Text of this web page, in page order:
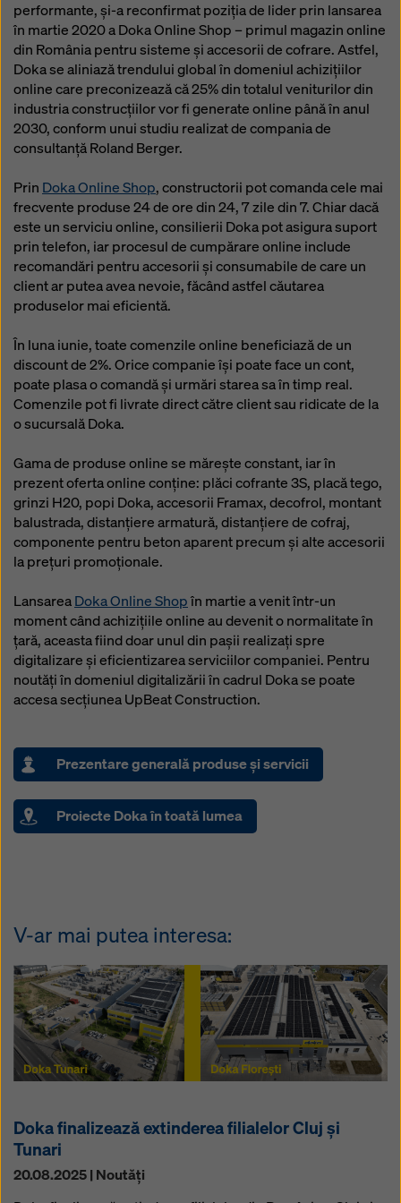
performante, și-a reconfirmat poziția de lider prin lansarea
în martie 2020 a Doka Online Shop – primul magazin online
din România pentru sisteme și accesorii de cofrare. Astfel,
Doka se aliniază trendului global în domeniul achizițiilor
online care preconizează că 25% din totalul veniturilor din
industria construcțiilor vor fi generate online până în anul
2030, conform unui studiu realizat de compania de
consultanță Roland Berger.
Prin Doka Online Shop, constructorii pot comanda cele mai
frecvente produse 24 de ore din 24, 7 zile din 7. Chiar dacă
este un serviciu online, consilierii Doka pot asigura suport
prin telefon, iar procesul de cumpărare online include
recomandări pentru accesorii și consumabile de care un
client ar putea avea nevoie, făcând astfel căutarea
produselor mai eficientă.
În luna iunie, toate comenzile online beneficiază de un
discount de 2%. Orice companie își poate face un cont,
poate plasa o comandă și urmări starea sa în timp real.
Comenzile pot fi livrate direct către client sau ridicate de la
o sucursală Doka.
Gama de produse online se mărește constant, iar în
prezent oferta online conține: plăci cofrante 3S, placă tego,
grinzi H20, popi Doka, accesorii Framax, decofrol, montant
balustrada, distanțiere armatură, distanțiere de cofraj,
componente pentru beton aparent precum și alte accesorii
la prețuri promoționale.
LansareaDoka Online Shopîn martie a venit într-un
moment când achizițiile online au devenit o normalitate în
țară, aceasta fiind doar unul din pașii realizați spre
digitalizare și eficientizarea serviciilor companiei. Pentru
noutăți în domeniul digitalizării în cadrul Doka se poate
accesa secțiunea UpBeat Construction.
Prezentare generală produse şi servicii
Proiecte Doka în toată lumea
V-ar mai putea interesa:
Doka finalizează extinderea filialelor Cluj și
Tunari
20.08.2025 | Noutăţi
Puteți refuza toate cookie-urile care necesită
consimțământ făcând clic pe ‘Refuză’ sau puteți ajusta
setările cookie-urilor făcând clic peSetări cookie la
sfârșitul acestui site web și utilizând casetele de
selectare corespunzătoare. Vă puteți retrage
consimțământul în orice moment, fără motiv, cu efect
pentru viitor, făcând clic, de exemplu, peSetările
cookiela sfârșitul acestui site web.
noastre, consultațipolitica noastră de confidențialitate.
Vă oferim, de asemenea, posibilitatea de a selecta
cookie-urile (Setări avansate pentru cookie-uri).